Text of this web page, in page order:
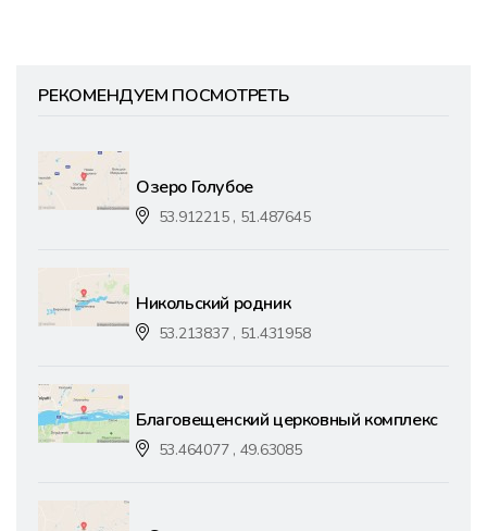
РЕКОМЕНДУЕМ ПОСМОТРЕТЬ
Озеро Голубое
53.912215 , 51.487645
Никольский родник
53.213837 , 51.431958
Благовещенский церковный комплекс
53.464077 , 49.63085